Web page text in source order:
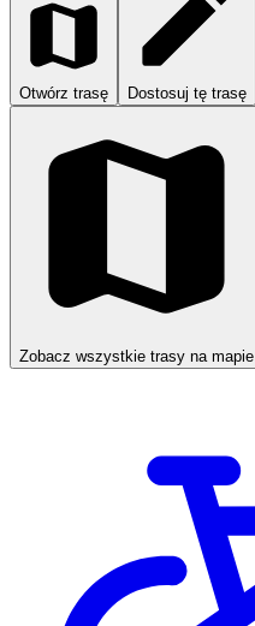
Otwórz trasę Dostosuj tę trasę
Zobacz wszystkie trasy na mapie